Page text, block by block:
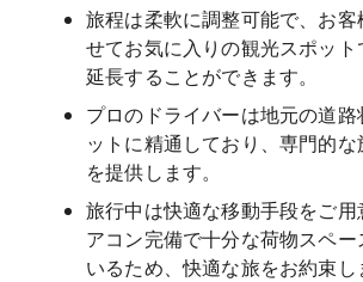
旅程は柔軟に調整可能で、お
せてお気に入りの観光スポッ
延長することができます。
プロのドライバーは地元の道
ットに精通しており、専門的
を提供します。
旅行中は快適な移動手段をご
アコン完備で十分な荷物スペー
いるため、快適な旅をお約束し